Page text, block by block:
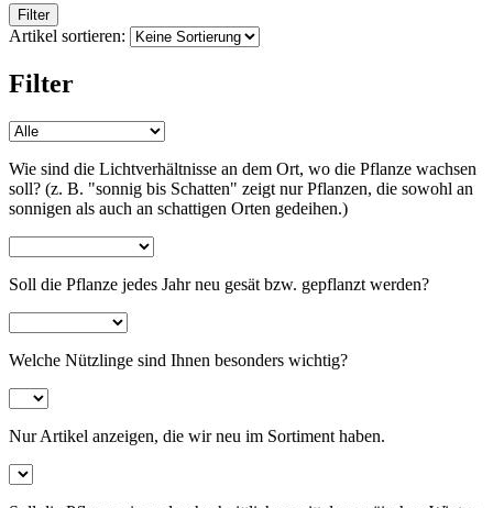
Wildblumen
Ziergräser
Kletterpflanzen
Blumenmischungen
Filter
Artikel sortieren:
Filter
Wie sind die Lichtverhältnisse an dem Ort, wo die Pflanze wachsen
soll? (z. B. "sonnig bis Schatten" zeigt nur Pflanzen, die sowohl an
sonnigen als auch an schattigen Orten gedeihen.)
Soll die Pflanze jedes Jahr neu gesät bzw. gepflanzt werden?
Welche Nützlinge sind Ihnen besonders wichtig?
Nur Artikel anzeigen, die wir neu im Sortiment haben.